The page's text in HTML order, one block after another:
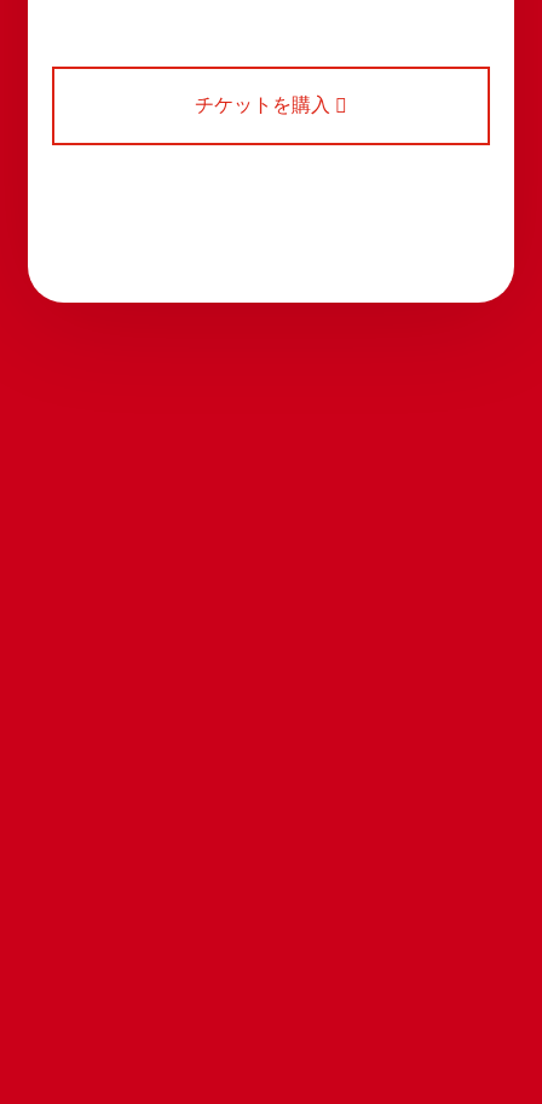
チケットを購入 